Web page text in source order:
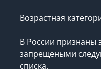
Возрастная
В России признаны
запрещеными
списка.